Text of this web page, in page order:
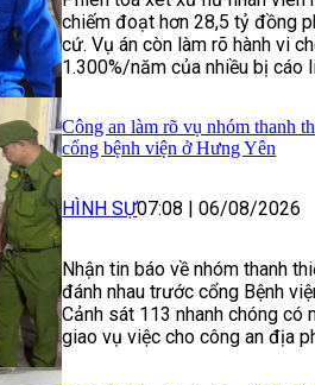
chiếm đoạt hơn 28,5 tỷ đồng
cứ. Vụ án còn làm rõ hành vi
1.300%/năm của nhiều bị cáo
Công an làm rõ vụ nhóm thanh
cổng bệnh viện ở Hưng Yên
HÌNH SỰ07:08 06/08/2026
Nhận tin báo về nhóm thanh
đánh nhau trước cổng Bệnh
Cảnh sát 113 nhanh chóng có
giao vụ việc cho công an địa